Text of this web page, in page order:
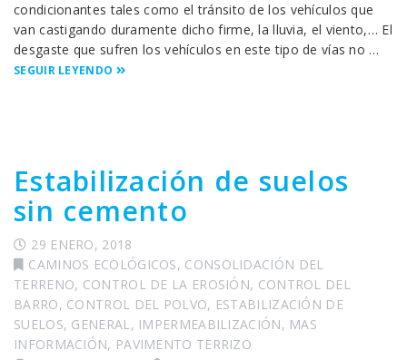
condicionantes tales como el tránsito de los vehículos que
van castigando duramente dicho firme, la lluvia, el viento,… El
desgaste que sufren los vehículos en este tipo de vías no …
SEGUIR LEYENDO
Estabilización de suelos
sin cemento
29 ENERO, 2018
CAMINOS ECOLÓGICOS, CONSOLIDACIÓN DEL
TERRENO, CONTROL DE LA EROSIÓN, CONTROL DEL
BARRO, CONTROL DEL POLVO, ESTABILIZACIÓN DE
SUELOS, GENERAL, IMPERMEABILIZACIÓN, MAS
INFORMACIÓN, PAVIMENTO TERRIZO